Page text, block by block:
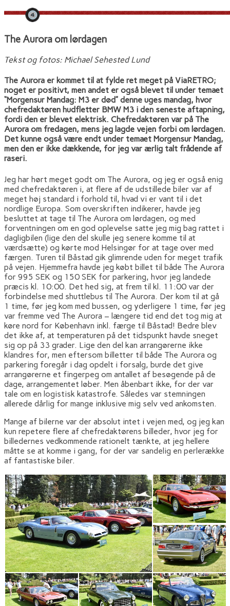
The Aurora om lørdagen
Tekst og fotos: Michael Sehested Lund
The Aurora er kommet til at fylde ret meget på ViaRETRO;
noget er positivt, men andet er også blevet til under temaet
“Morgensur Mandag: M3 er død” denne uges mandag, hvor
chefredaktøren hudfletter BMW M3 i den seneste aftapning,
fordi den er blevet elektrisk. Chefredaktøren var på The
Aurora om fredagen, mens jeg lagde vejen forbi om lørdagen.
Det kunne også være endt under temaet Morgensur Mandag,
men den er ikke dækkende, for jeg var ærlig talt frådende af
raseri.
Jeg har hørt meget godt om The Aurora, og jeg er også enig
med chefredaktøren i, at flere af de udstillede biler var af
meget høj standard i forhold til, hvad vi er vant til i det
nordlige Europa. Som overskriften indikerer, havde jeg
besluttet at tage til The Aurora om lørdagen, og med
forventningen om en god oplevelse satte jeg mig bag rattet i
dagligbilen (lige den del skulle jeg senere komme til at
værdsætte) og kørte mod Helsingør for at tage over med
færgen. Turen til Båstad gik glimrende uden for meget trafik
på vejen. Hjemmefra havde jeg købt billet til både The Aurora
for 995 SEK og 150 SEK for parkering, hvor jeg landede
præcis kl. 10:00. Det hed sig, at frem til kl. 11:00 var der
forbindelse med shuttlebus til The Aurora. Der kom til at gå
1 time, før jeg kom med bussen, og yderligere 1 time, før jeg
var fremme ved The Aurora – længere tid end det tog mig at
køre nord for København inkl. færge til Båstad! Bedre blev
det ikke af, at temperaturen på det tidspunkt havde sneget
sig op på 33 grader. Lige den del kan arrangørerne ikke
klandres for, men eftersom billetter til både The Aurora og
parkering foregår i dag opdelt i forsalg, burde det give
arrangørerne et fingerpeg om antallet af besøgende på de
dage, arrangementet løber. Men åbenbart ikke, for der var
tale om en logistisk katastrofe. Således var stemningen
allerede dårlig for mange inklusive mig selv ved ankomsten.
Mange af bilerne var der absolut intet i vejen med, og jeg kan
kun repetere flere af chefredaktørens billeder, hvor jeg for
billedernes vedkommende rationelt tænkte, at jeg hellere
måtte se at komme i gang, for der var sandelig en perlerække
af fantastiske biler.